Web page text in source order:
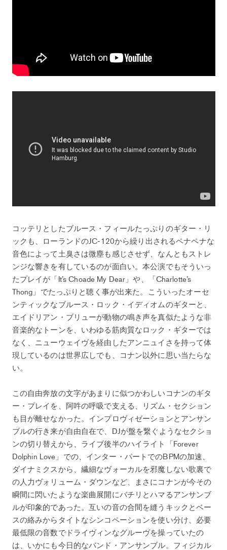
コッテリとしたブルース・フィールたっぷりのギター・リ
ックも、ローランドのJC-120から繰り出されるペナペナな
音色によって土臭さは微塵も感じさせず、なんともストレ
ンジな響きを有しているのが面白い。本公演でもそういっ
たプレイが「It’s Choade My Dear」や、「Charlotte’s
Thong」でたっぷりと聴く事が出来た。こういったオーセ
ンティックなブルース・ロック・イディオムのギターと、
エイドリアン・ブリューが動物の鳴き声を真似たような非
音楽的なトーンを、いわゆる筋肉質なロック・ギターでは
なく、ニューウェイヴを経由したアンニュイさを持って体
現しているのは世界広しでも、コナン以外に思い当たらな
い。
この自由奔放の文字があまりに似つかわしいコナンのギタ
ー・プレイを、阿吽の呼吸で支える、リズム・セクション
も目が離せなかった。インプロヴィゼーションとアンサン
ブルの行き来が自由自在で、DJが盤を繋ぐようなセクショ
ンの切り替えから、ライブ後半のハイライト「Forever
Dolphin Love」での、インター・パートでのBPMの加速、
ダイナミクスから、繊細なヴォーカルを邪魔しない歌裏で
の人力ヴォリューム・ダウンなど、まさにコナンが今その
瞬間に閃いたような楽曲展開にバチリとハマるアンサンブ
ルが印象的であった。互いの音の合間を縫うキックとベー
スの絡みからタイトなシンコペーションを使い分け、必要
最低限の音数でドライヴィンなグルーヴを操っていたの
は、いかにも今日的なバンド・アンサンブル。フィジカル